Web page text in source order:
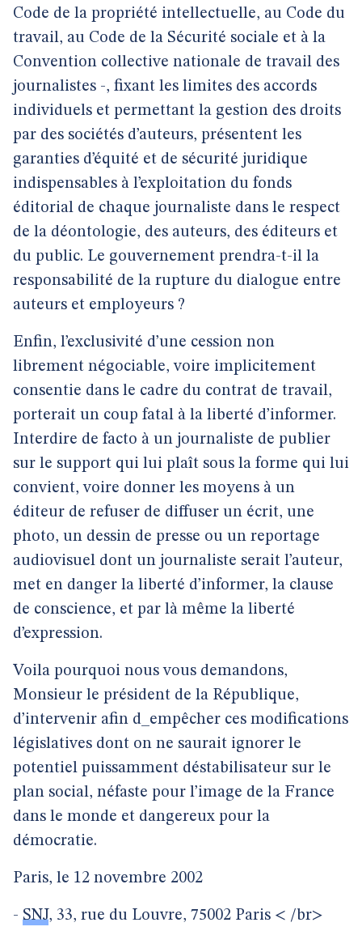
Code de la propriété intellectuelle, au Code du
travail, au Code de la Sécurité sociale et à la
Convention collective nationale de travail des
journalistes -, fixant les limites des accords
individuels et permettant la gestion des droits
par des sociétés d’auteurs, présentent les
garanties d’équité et de sécurité juridique
indispensables à l’exploitation du fonds
éditorial de chaque journaliste dans le respect
de la déontologie, des auteurs, des éditeurs et
du public. Le gouvernement prendra-t-il la
responsabilité de la rupture du dialogue entre
auteurs et employeurs ?
Enfin, l’exclusivité d’une cession non
librement négociable, voire implicitement
consentie dans le cadre du contrat de travail,
porterait un coup fatal à la liberté d’informer.
Interdire de facto à un journaliste de publier
sur le support qui lui plaît sous la forme qui lui
convient, voire donner les moyens à un
éditeur de refuser de diffuser un écrit, une
photo, un dessin de presse ou un reportage
audiovisuel dont un journaliste serait l’auteur,
met en danger la liberté d’informer, la clause
de conscience, et par là même la liberté
d’expression.
Voila pourquoi nous vous demandons,
Monsieur le président de la République,
d’intervenir afin d_empêcher ces modifications
législatives dont on ne saurait ignorer le
potentiel puissamment déstabilisateur sur le
plan social, néfaste pour l’image de la France
dans le monde et dangereux pour la
démocratie.
Paris, le 12 novembre 2002
- SNJ, 33, rue du Louvre, 75002 Paris < /br>